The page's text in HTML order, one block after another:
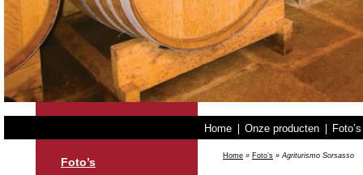
Home Onze producten Foto’s
Home » Foto’s »Agriturismo Sorsasso
Foto’s